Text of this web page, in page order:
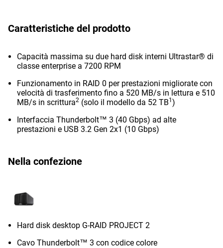
Caratteristiche del prodotto
Capacità massima su due hard disk interni Ultrastar® di
classe enterprise a 7200 RPM
Funzionamento in RAID 0 per prestazioni migliorate con
velocità di trasferimento fino a 520 MB/s in lettura e 510
MB/s in scrittura2 (solo il modello da 52 TB1 )
Interfaccia Thunderbolt™ 3 (40 Gbps) ad alte
prestazioni e USB 3.2 Gen 2x1 (10 Gbps)
Nella confezione
Hard disk desktop G-RAID PROJECT 2
Cavo Thunderbolt™ 3 con codice colore